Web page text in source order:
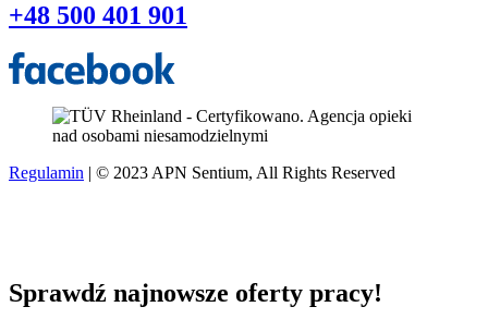
+48 500 401 901
Regulamin | © 2023 APN Sentium, All Rights Reserved
Sprawdź najnowsze oferty pracy!